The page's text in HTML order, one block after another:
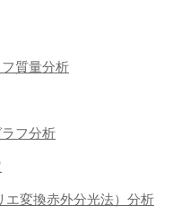
質量分析
フ分析
エ変換赤外分光法）分析